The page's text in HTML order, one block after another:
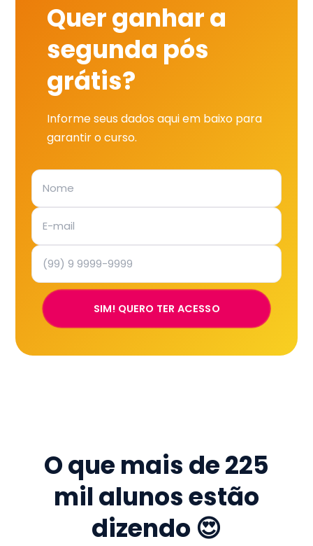
Quer ganhar a
segunda pós
grátis?
Informe seus dados aqui em baixo para
garantir o curso.
SIM! QUERO TER ACESSO
O que mais de225
mil alunos estão
dizendo 😍